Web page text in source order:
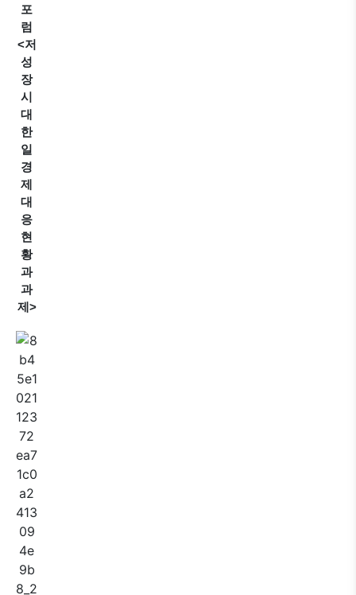
포
럼
<저
성
장
시
대
한
일
경
제
대
응
현
황
과
과
제>